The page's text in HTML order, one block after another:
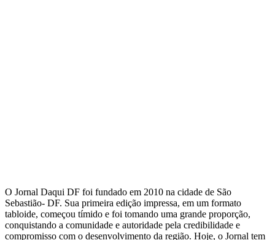
O Jornal Daqui DF foi fundado em 2010 na cidade de São
Sebastião- DF. Sua primeira edição impressa, em um formato
tabloide, começou tímido e foi tomando uma grande proporção,
conquistando a comunidade e autoridade pela credibilidade e
compromisso com o desenvolvimento da região. Hoje, o Jornal tem